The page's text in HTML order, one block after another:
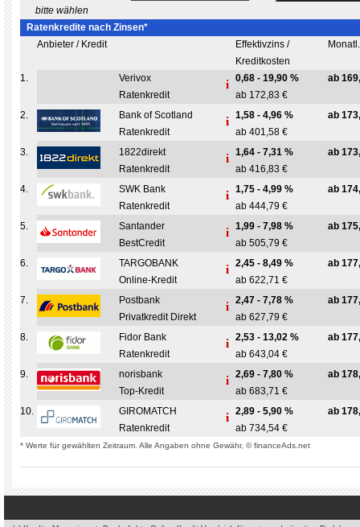
bitte wählen
Ratenkredite nach Zinsen*
Anbieter / Kredit
Effektivzins /
Kreditkosten
1.
Verivox
Ratenkredit
0,68 - 19,90 %
ab 172,83 €
ab
2.
Bank of Scotland
Ratenkredit
1,58 - 4,96 %
ab 401,58 €
ab
3.
1822direkt
Ratenkredit
1,64 - 7,31 %
ab 416,83 €
ab
4.
SWK Bank
Ratenkredit
1,75 - 4,99 %
ab 444,79 €
ab
5.
Santander
BestCredit
1,99 - 7,98 %
ab 505,79 €
ab
6.
TARGOBANK
Online-Kredit
2,45 - 8,49 %
ab 622,71 €
ab
7.
Postbank
Privatkredit Direkt
2,47 - 7,78 %
ab 627,79 €
ab
8.
Fidor Bank
Ratenkredit
2,53 - 13,02 %
ab 643,04 €
ab
9.
norisbank
Top-Kredit
2,69 - 7,80 %
ab 683,71 €
ab
10.
GIROMATCH
Ratenkredit
2,89 - 5,90 %
ab 734,54 €
ab
* Werte für gewählten Zeitraum. Alle Angaben ohne Gewähr, © financeAds.net